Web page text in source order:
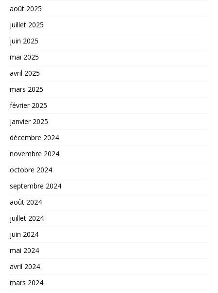
août 2025
juillet 2025
juin 2025
mai 2025
avril 2025
mars 2025
février 2025
janvier 2025
décembre 2024
novembre 2024
octobre 2024
septembre 2024
août 2024
juillet 2024
juin 2024
mai 2024
avril 2024
mars 2024